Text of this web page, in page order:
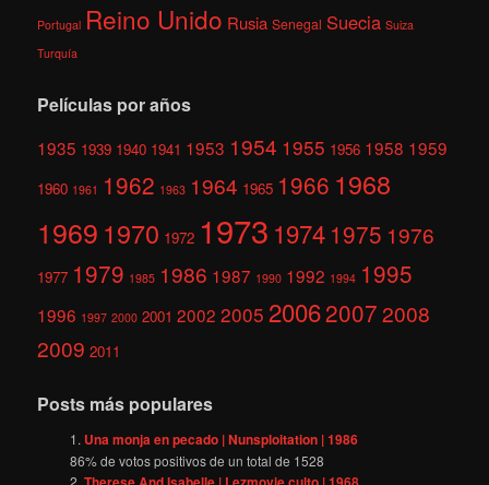
Portugal Reino Unido Rusia Senegal Suecia Suiza
Turquía
Películas por años
1935 1939 1940 1941 1953 1954 1955 1956 1958 1959
1960 1961 1962 1963 1964 1965 1966 1968
1969 1970 1972 1973 1974 1975 1976
1977 1979 1985 1986 1987 1990 1992 1994 1995
1996 1997 2000 2001 2002 2005 200620072008
2009 2011
Posts más populares
Una monja en pecado | Nunsploitation | 1986
86% de votos positivos de un total de 1528